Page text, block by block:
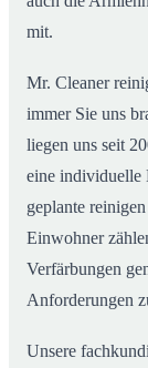
mit.
Mr. Cleaner
immer Sie uns
liegen uns seit
eine individuelle
geplante
Einwohner
Verfärbungen
Anforderungen
Unsere